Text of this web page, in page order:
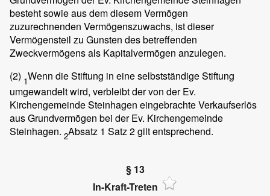
besteht sowie aus dem diesem Vermögen
zuzurechnenden Vermögenszuwachs, ist dieser
Vermögensteil zu Gunsten des betreffenden
Zweckvermögens als Kapitalvermögen anzulegen.
(2) 1Wenn die Stiftung in eine selbstständige Stiftung
umgewandelt wird, verbleibt der von der Ev.
Kirchengemeinde Steinhagen eingebrachte Verkaufserlös
aus Grundvermögen bei der Ev. Kirchengemeinde
Steinhagen. 2Absatz 1 Satz 2 gilt entsprechend.
§ 13
In-Kraft-Treten